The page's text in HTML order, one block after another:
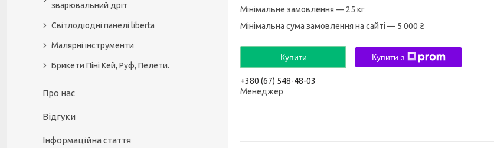
Мінімальне замовлення — 25 кг
Мінімальна сума замовлення на сайті — 5 000 ₴
Купити Купити з
+380 (67) 548-48-03
Менеджер
зварювальний дріт
Світлодіодні панелі liberta
Малярні інструменти
Брикети Піні Кей, Руф, Пелети.
Про нас
Відгуки
Інформаційна стаття